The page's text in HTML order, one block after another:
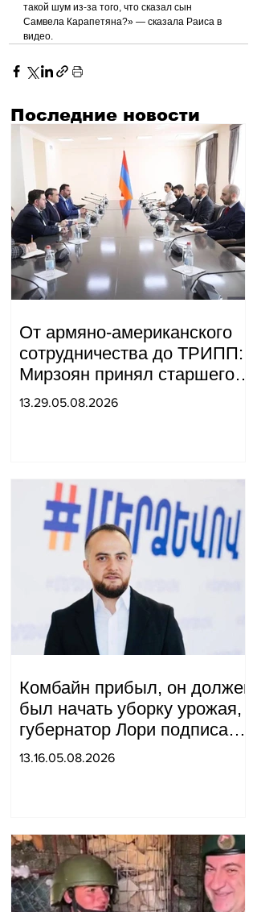
такой шум из-за того, что сказал сын
Самвела Карапетяна?» — сказала Раиса в
видео.
Последние новости
От армяно-американского
сотрудничества до ТРИПП:
Мирзоян принял старшего
советника специального
13.29.05.08.2026
Комбайн прибыл, он должен
был начать уборку урожая,
губернатор Лори подписал
постановление о запрете
13.16.05.08.2026